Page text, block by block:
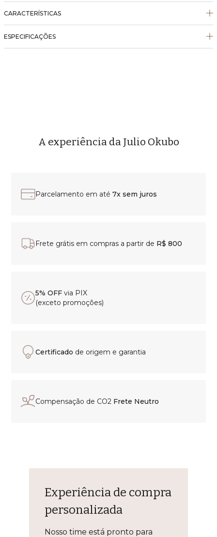
CARACTERÍSTICAS
ESPECIFICAÇÕES
A experiência da Julio Okubo
Parcelamento em até 7x sem juros
Frete grátis em compras a partir de R$ 800
5% OFF via PIX
(exceto promoções)
Certificado de origem e garantia
Compensação de CO2 Frete Neutro
Experiência de compra
personalizada
Nosso time está pronto para